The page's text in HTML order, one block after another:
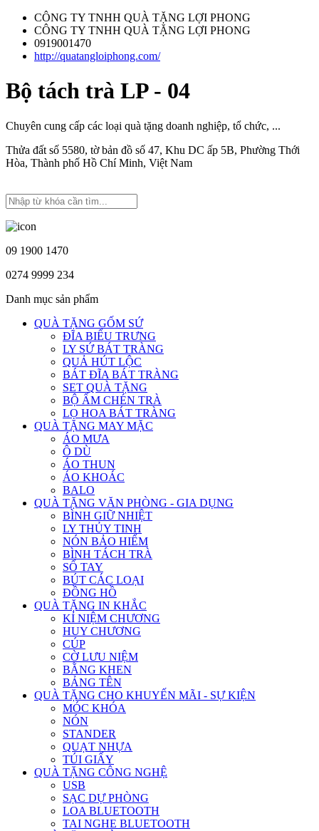
CÔNG TY TNHH QUÀ TẶNG LỢI PHONG
CÔNG TY TNHH QUÀ TẶNG LỢI PHONG
0919001470
http://quatangloiphong.com/
Bộ tách trà LP - 04
Chuyên cung cấp các loại quà tặng doanh nghiệp, tổ chức, ...
Thửa đất số 5580, tờ bản đồ số 47, Khu DC ấp 5B, Phường Thới
Hòa, Thành phố Hồ Chí Minh, Việt Nam
09 1900 1470
0274 9999 234
Danh mục sản phẩm
QUÀ TẶNG GỐM SỨ
ĐĨA BIỂU TRƯNG
LY SỨ BÁT TRÀNG
QUẢ HÚT LỘC
BÁT ĐĨA BÁT TRÀNG
SET QUÀ TẶNG
BỘ ẤM CHÉN TRÀ
LỌ HOA BÁT TRÀNG
QUÀ TẶNG MAY MẶC
ÁO MƯA
Ô DÙ
ÁO THUN
ÁO KHOÁC
BALO
QUÀ TẶNG VĂN PHÒNG - GIA DỤNG
BÌNH GIỮ NHIỆT
LY THỦY TINH
NÓN BẢO HIỂM
BÌNH TÁCH TRÀ
SỔ TAY
BÚT CÁC LOẠI
ĐỒNG HỒ
QUÀ TẶNG IN KHẮC
KỈ NIỆM CHƯƠNG
HUY CHƯƠNG
CÚP
CỜ LƯU NIỆM
BẰNG KHEN
BẢNG TÊN
QUÀ TẶNG CHO KHUYẾN MÃI - SỰ KIỆN
MÓC KHÓA
NÓN
STANDER
QUẠT NHỰA
TÚI GIẤY
QUÀ TẶNG CÔNG NGHỆ
USB
SẠC DỰ PHÒNG
LOA BLUETOOTH
TAI NGHE BLUETOOTH